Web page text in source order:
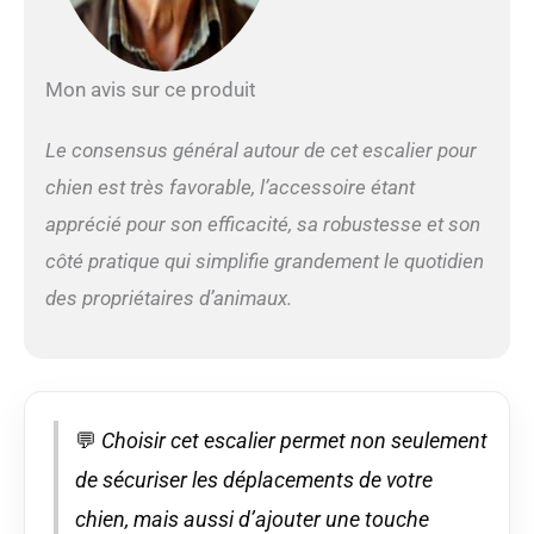
compartiment de
pratique pour ranger les
tels que les vêtements,
les jouets et les
confort: ces escaliers
sont faits de tissu
mousse et de MDF,
sur les articulations et
les pattes. Le fond
antidérapant empêche
le balancement et
Mon avis sur ce produit
Le consensus général autour de cet escalier pour
chien est très favorable, l’accessoire étant
apprécié pour son efficacité, sa robustesse et son
côté pratique qui simplifie grandement le quotidien
des propriétaires d’animaux.
💬 Choisir cet escalier permet non seulement
de sécuriser les déplacements de votre
chien, mais aussi d’ajouter une touche